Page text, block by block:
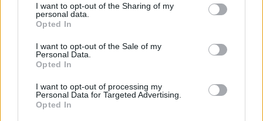
not limited to your visit or usage behaviour. You may click to
grant or deny consent to Google and its third-party tags to
use your data for below specified purposes in below Google
consent section.
I want to opt-out of the Sharing of my
personal data.
Opted In
I want to opt-out of the Sale of my
Personal Data.
Opted In
I want to opt-out of processing my
Personal Data for Targeted Advertising.
Opted In
Andrea Conforti
Andrea Conforti, 46enne torinese dal look
trasforma dati e clip in racconti social. Ricorda
quando annotò la rimonta al box stampa dello
quell'appunto nacque la sua linea editoriale,
che propugna spiegazioni visive per il tifoso